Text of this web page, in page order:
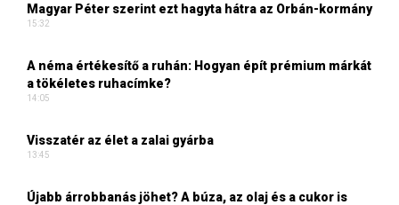
Magyar Péter szerint ezt hagyta hátra az Orbán-kormány
15:32
A néma értékesítő a ruhán: Hogyan épít prémium márkát
a tökéletes ruhacímke?
14:05
Visszatér az élet a zalai gyárba
13:45
Újabb árrobbanás jöhet? A búza, az olaj és a cukor is